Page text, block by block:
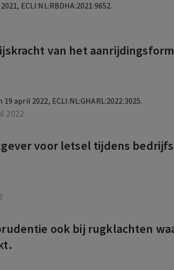
ECLI:NL:RBDHA:2021:9652.
van het
april 2022, ECLI:NL:GHARL:2022:3025.
2022
voor letsel tijdens
ook bij rugklachten